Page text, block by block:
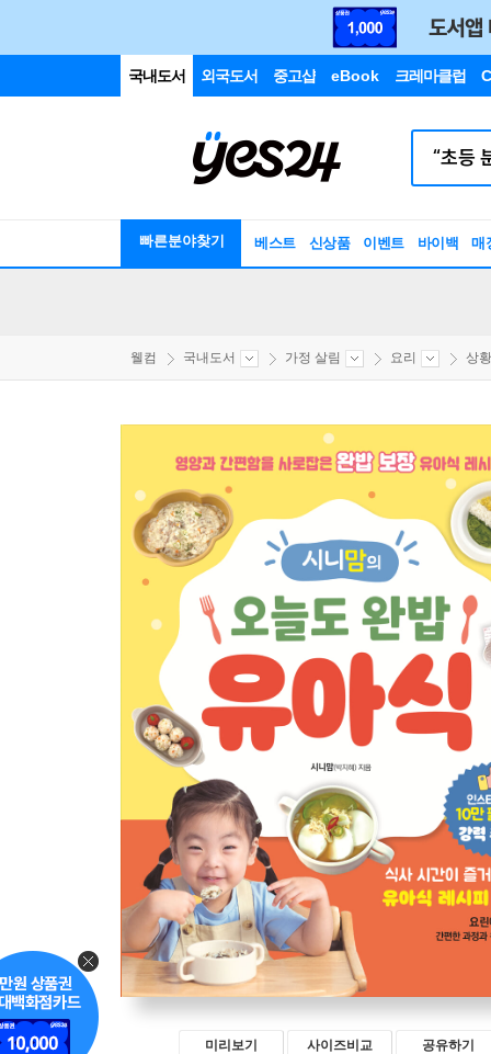
국내도서 외국도서 중고샵 eBook 크레마클럽
빠른분야찾기 베스트 신상품 이벤트 바이백 매
웰컴 국내도서 가정 살림 요리 상
미리보기 사이즈비교 공유하기